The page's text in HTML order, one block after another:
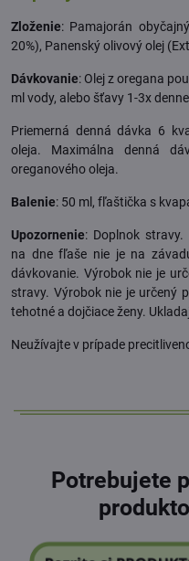
Zloženie: Pamajorán
20%), Panenský olivový olej
Dávkovanie: Olej z oregana
ml vody, alebo šťavy 1-3x
Priemerná denná dávka 6
oleja. Maximálna denná
oreganového oleja.
Balenie: 50 ml, fľaštička s
Upozornenie: Doplnok
na dne fľaše nie je na
dávkovanie. Výrobok nie je
stravy. Výrobok nie je určený
tehotné a dojčiace ženy.
Neužívajte v prípade
Potrebujete